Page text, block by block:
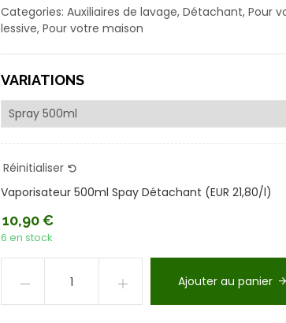
Categories: Auxiliaires de lavage, Détachant, Pour
lessive, Pour votre maison
VARIATIONS
Réinitialiser
Vaporisateur 500ml Spay Détachant (EUR 21,80/l)
10,90€
6 en stock
Ajouter au panier